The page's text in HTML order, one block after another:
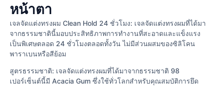
หน้าตา
เจลจัดแต่งทรงผม Clean Hold 24 ชั่วโมง: เจลจัดแต่งทรงผมที่ได้มา
จากธรรมชาตินี้มอบประสิทธิภาพการทำงานที่สะอาดและแข็งแรง
เป็นพิเศษตลอด 24 ชั่วโมงตลอดทั้งวัน ไม่มีส่วนผสมของซิลิโคน
พาราเบนหรือสีย้อม
สูตรธรรมชาติ: เจลจัดแต่งทรงผมที่ได้มาจากธรรมชาติ 98
เปอร์เซ็นต์นี้มี Acacia Gum ซึ่งใช้ทั่วโลกสำหรับคุณสมบัติการยึด